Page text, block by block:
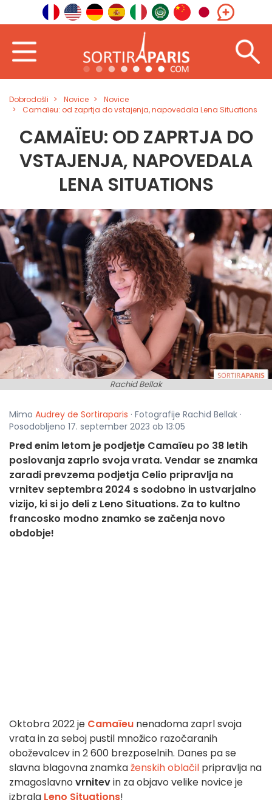
Dobrodošli Novice
Novice
Camaïeu: od zaprtja do vstajenja, napovedala Lena Situations
CAMAÏEU: OD ZAPRTJA DO
VSTAJENJA, NAPOVEDALA
LENA SITUATIONS
Rachid Bellak
Mimo Audrey de Sortiraparis · Fotografije Rachid Bellak ·
Posodobljeno 17. september 2023 ob 13:05
Pred enim letom je podjetje Camaïeu po 38 letih
poslovanja zaprlo svoja vrata. Vendar se znamka
zaradi prevzema podjetja Celio pripravlja na
vrnitev septembra 2024 s sodobno in ustvarjalno
vizijo, ki si jo deli z Leno Situations. Za to kultno
francosko modno znamko se začenja novo
obdobje!
Oktobra 2022 je Camaïeu nenadoma zaprl svoja
vrata in za seboj pustil množico razočaranih
oboževalcev in 2 600 brezposelnih. Danes pa se
slavna blagovna znamkaženskih oblačil pripravlja na
zmagoslavno vrnitevin za objavo velike novice je
izbrala Leno Situations!